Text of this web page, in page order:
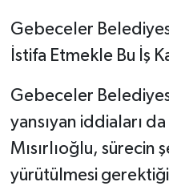
Gebeceler
İstifa Etmekle Bu İş
Gebeceler
yansıyan iddiaları
Mısırlıoğlu, sürecin
yürütülmesi